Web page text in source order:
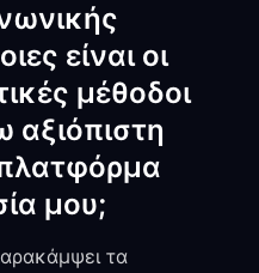
είναι οι
μέθοδοι
αξιόπιστη
μου;
τα